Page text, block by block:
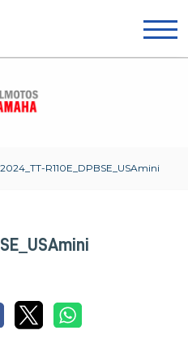
2024_TT-R110E_DPBSE_USAmini